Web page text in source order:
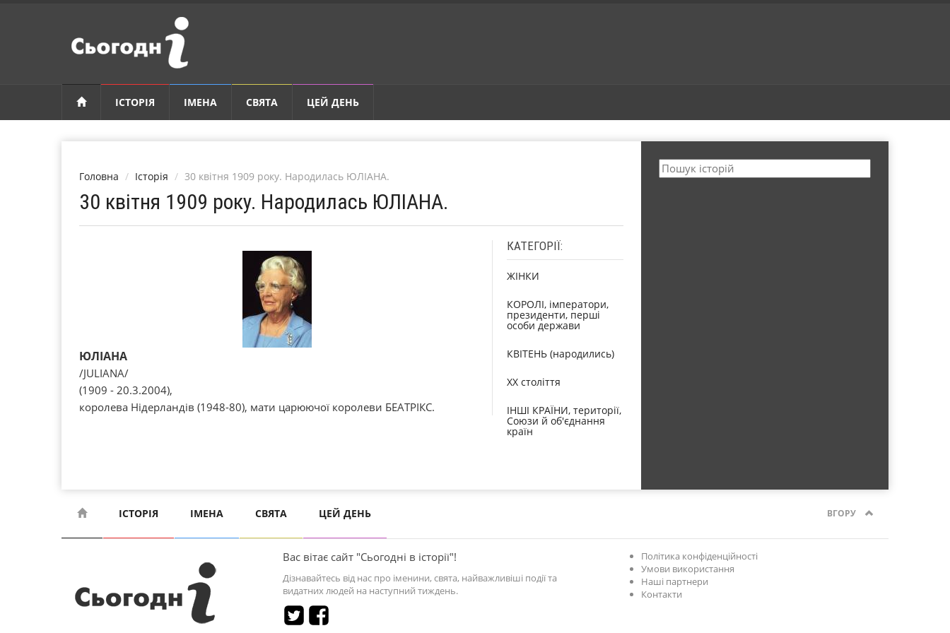
ІСТОРІЯ ІМЕНА СВЯТА ЦЕЙ ДЕНЬ
Головна Історія 30 квітня 1909 року. Народилась ЮЛІАНА.
30 квітня 1909 року. Народилась ЮЛІАНА.
ЮЛІАНА
/JULIANA/
(1909 - 20.3.2004),
королева Нідерландів (1948-80), мати царюючої королеви БЕАТРІКС.
КАТЕГОРІЇ:
ЖІНКИ
КОРОЛІ, імператори,
президенти, перші
особи держави
КВІТЕНЬ (народились)
XX століття
ІНШІ КРАЇНИ, території,
Союзи й об'єднання
країн
ІСТОРІЯ ІМЕНА СВЯТА ЦЕЙ ДЕНЬ ВГОРУ
Вас вітає сайт "Сьогодні в історії"!
Дізнавайтесь від нас про іменини, свята, найважливіші події та
видатних людей на наступний тиждень.
Політика конфіденційності
Умови використання
Наші партнери
Контакти